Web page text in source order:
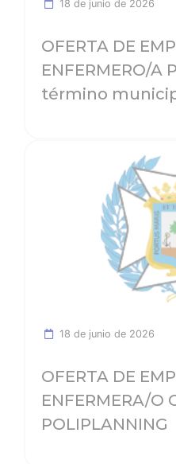
18 de junio de 2026
OFERTA DE
ENFERMERO/A
término
18 de junio de 2026
OFERTA DE
ENFERMERA/O
POLIPLANNING